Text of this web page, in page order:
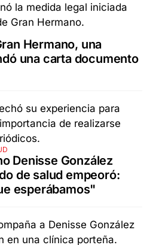
Hermano, una
una carta documento
Denisse González
de salud empeoró:
esperábamos"